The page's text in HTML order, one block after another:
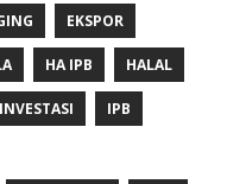
EKSPOR
HA IPB HALAL
INVESTASI IPB